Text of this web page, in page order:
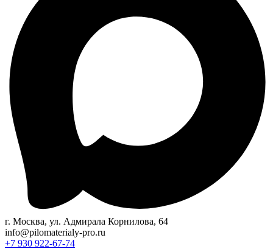
г. Москва, ул. Адмирала Корнилова, 64
info@pilomaterialy-pro.ru
+7 930 922-67-74